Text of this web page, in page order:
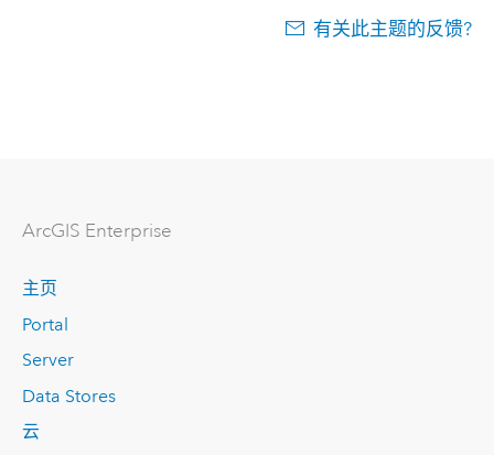
有关此主题的反馈?
ArcGIS Enterprise
主页
Portal
Server
Data Stores
云